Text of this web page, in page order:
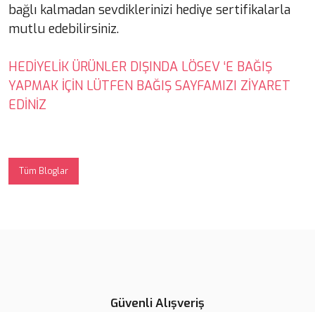
bağlı kalmadan sevdiklerinizi hediye sertifikalarla
mutlu edebilirsiniz.
HEDİYELİK ÜRÜNLER DIŞINDA LÖSEV ‘E BAĞIŞ
YAPMAK İÇİN LÜTFEN BAĞIŞ SAYFAMIZI ZİYARET
EDİNİZ
Tüm Bloglar
Güvenli Alışveriş